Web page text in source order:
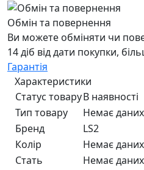
Обмін та повернення
Ви можете обміняти чи
14 діб від дати покупки,
Гарантія
Характеристики
Статус товаруВ наявності
Тип товару
Немає даних
Бренд
LS2
Колір
Немає даних
Стать
Немає даних